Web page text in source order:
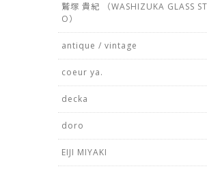
鷲塚 貴紀 （WASHIZUKA GLASS
O）
antique / vintage
coeur ya.
decka
doro
EIJI MIYAKI